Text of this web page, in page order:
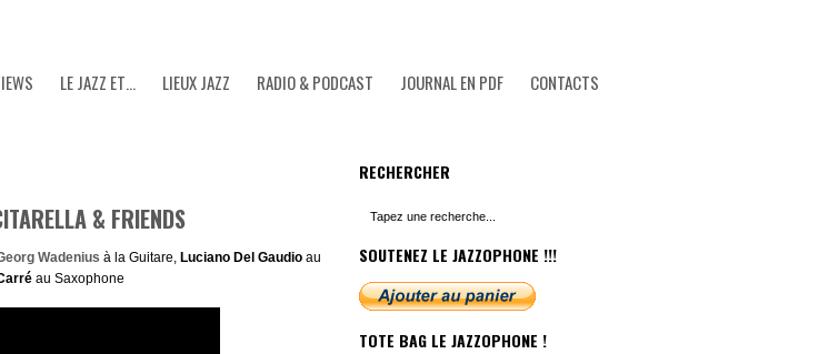
LE JAZZ ET… LIEUX JAZZ RADIO & PODCAST JOURNAL EN PDF CONTACTS
& FRIENDS
Wadenius à la Guitare, Luciano Del Gaudioau
au Saxophone
RECHERCHER
SOUTENEZ LE JAZZOPHONE !!!
TOTE BAG LE JAZZOPHONE !